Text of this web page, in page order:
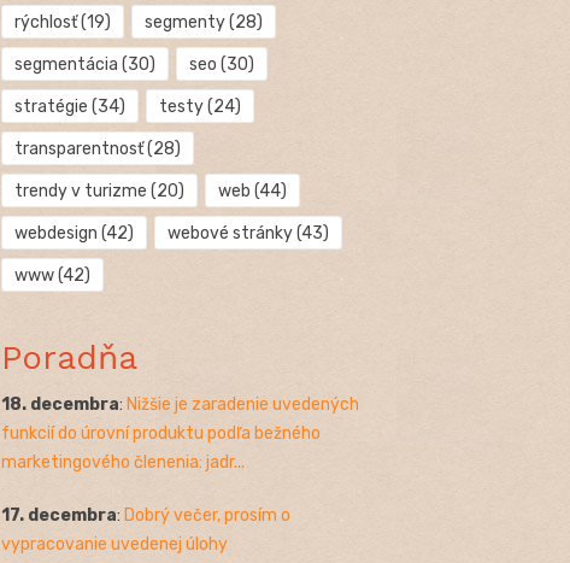
rýchlosť(19) segmenty(28)
segmentácia (30) seo (30)
stratégie (34) testy(24)
transparentnosť(28)
trendy v turizme (20) web (44)
webdesign (42) webové stránky(43)
www(42)
Poradňa
18. decembra: Nižšie je zaradenie uvedených
funkcií do úrovní produktu podľa bežného
marketingového členenia: jadr...
17. decembra: Dobrý večer, prosím o
vypracovanie uvedenej úlohy